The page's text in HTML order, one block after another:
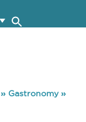
» Gastronomy»